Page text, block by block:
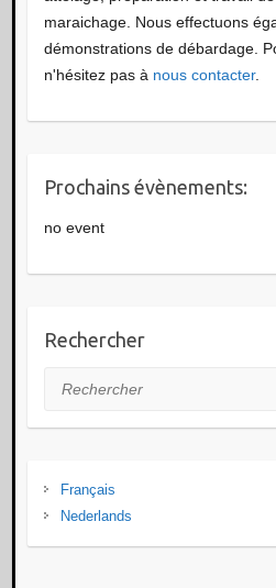
maraichage. Nous effectuons
démonstrations de débardage.
n'hésitez pas à nous contacter.
Prochains évènements:
no event
Rechercher
Rechercher
Français
Nederlands